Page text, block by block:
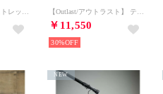
￥11,550
30%
NEW